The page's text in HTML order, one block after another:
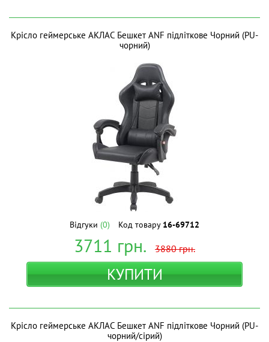
Крісло геймерське АКЛАС Бешкет ANF підліткове Чорний (PU-
чорний)
Відгуки (0) Код товару 16-69712
3711 грн. 3880грн.
КУПИТИ
Крісло геймерське АКЛАС Бешкет ANF підліткове Чорний (PU-
чорний/сірий)